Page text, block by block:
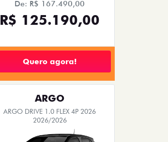
De: R$ 167.490,00
R$ 125.190,00
Quero agora!
ARGO
ARGO DRIVE 1.0 FLEX 4P 2026
2026/2026